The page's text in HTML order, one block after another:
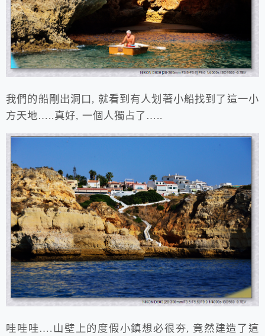
我們的船剛出洞口, 就看到有人划著小船找到了這一小
方天地…..真好, 一個人獨占了…..
哇哇哇….山壁上的度假小鎮想必很夯, 竟然建造了這